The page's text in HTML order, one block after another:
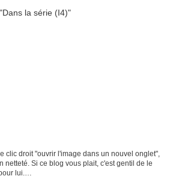
clic droit "ouvrir l'image dans un nouvel onglet",
netteté. Si ce blog vous plait, c'est gentil de le
lui.